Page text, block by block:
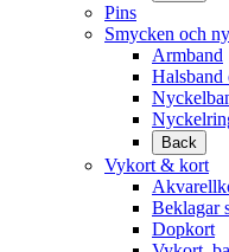
Pins
Smycken och
Armband
Halsband
Back
Vykort & kort
Beklagar
Dopkort